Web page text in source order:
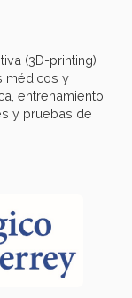
(3D-printing)
médicos y
entrenamiento
y pruebas de